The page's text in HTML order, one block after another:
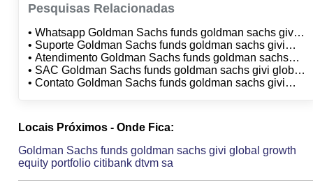
Pesquisas Relacionadas
• Whatsapp Goldman Sachs funds goldman sachs givi
global equity growth markets tilt portfolio citibank dtvm
sa
• Suporte Goldman Sachs funds goldman sachs givi
global equity growth markets tilt portfolio citibank dtvm
sa
• Atendimento Goldman Sachs funds goldman sachs
givi global equity growth markets tilt portfolio citibank
dtvm sa
• SAC Goldman Sachs funds goldman sachs givi global
equity growth markets tilt portfolio citibank dtvm sa
• Contato Goldman Sachs funds goldman sachs givi
Locais Próximos - Onde Fica:
Goldman Sachs funds goldman sachs givi global growth
equity portfolio citibank dtvm sa